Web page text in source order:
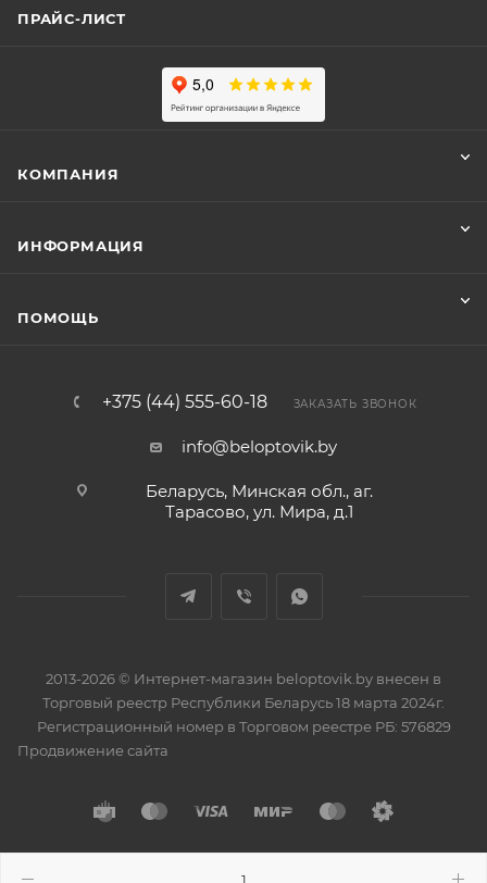
ПРАЙС-ЛИСТ
КОМПАНИЯ
ИНФОРМАЦИЯ
ПОМОЩЬ
+375 (44) 555-60-18 ЗАКАЗАТЬ ЗВОНОК
info@beloptovik.by
Беларусь, Минская обл., аг.
Тарасово, ул. Мира, д.1
2013-2026 © Интернет-магазин beloptovik.by внесен в
Торговый реестр Республики Беларусь 18 марта 2024г.
Регистрационный номер в Торговом реестре РБ: 576829
Продвижение сайта
Разработано в